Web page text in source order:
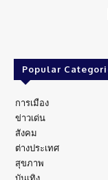
Popular
การเมือง
ข่าวเด่น
สังคม
ต่างประเทศ
สุขภาพ